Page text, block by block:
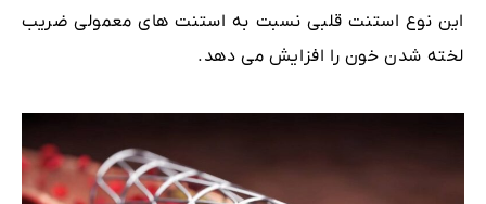
این نوع استنت قلبی نسبت به استنت های معمولی ضریب
لخته شدن خون را افزایش می دهد.